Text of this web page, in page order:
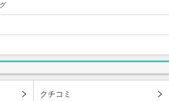
クチコミ